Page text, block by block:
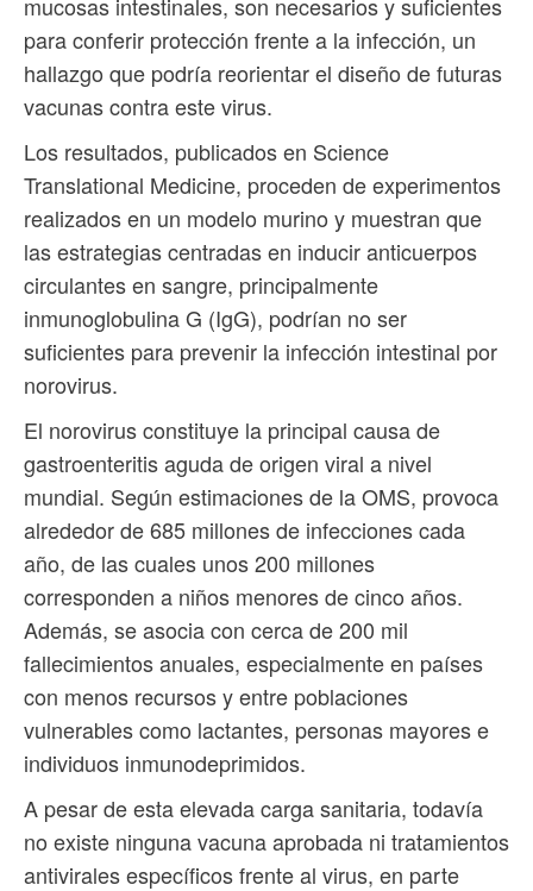
mucosas intestinales, son necesarios y suficientes
para conferir protección frente a la infección, un
hallazgo que podría reorientar el diseño de futuras
vacunas contra este virus.
Los resultados, publicados en Science
Translational Medicine, proceden de experimentos
realizados en un modelo murino y muestran que
las estrategias centradas en inducir anticuerpos
circulantes en sangre, principalmente
inmunoglobulina G (IgG), podrían no ser
suficientes para prevenir la infección intestinal por
norovirus.
El norovirus constituye la principal causa de
gastroenteritis aguda de origen viral a nivel
mundial. Según estimaciones de la OMS, provoca
alrededor de 685 millones de infecciones cada
año, de las cuales unos 200 millones
corresponden a niños menores de cinco años.
Además, se asocia con cerca de 200 mil
fallecimientos anuales, especialmente en países
con menos recursos y entre poblaciones
vulnerables como lactantes, personas mayores e
individuos inmunodeprimidos.
A pesar de esta elevada carga sanitaria, todavía
no existe ninguna vacuna aprobada ni tratamientos
antivirales específicos frente al virus, en parte